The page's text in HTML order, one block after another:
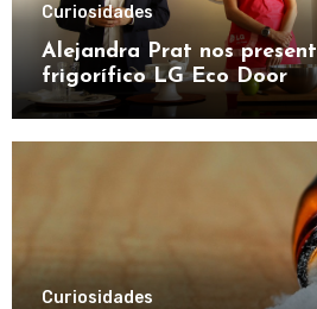
Curiosidades
Alejandra Prat nos
frigorífico LG Eco Door
Curiosidades